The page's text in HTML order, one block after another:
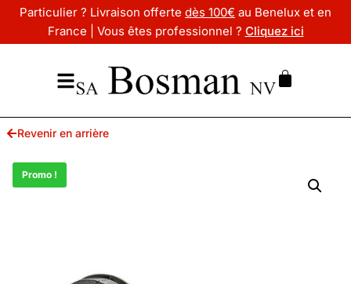
Particulier ? Livraison offerte dès 100€ au Benelux et en
France | Vous êtes professionnel ? Cliquez ici
Revenir en arrière
Promo !